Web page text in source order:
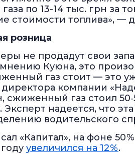
по 13-14 тыс. грн за
стоимости топлива», —
розница
не продадут свои
Куюна, это
газ стоит — это
директора компании
сжиженный газ стоил
Эксперт надеется, что
водительского
«Капитал», на фоне
увеличился на 12 %.